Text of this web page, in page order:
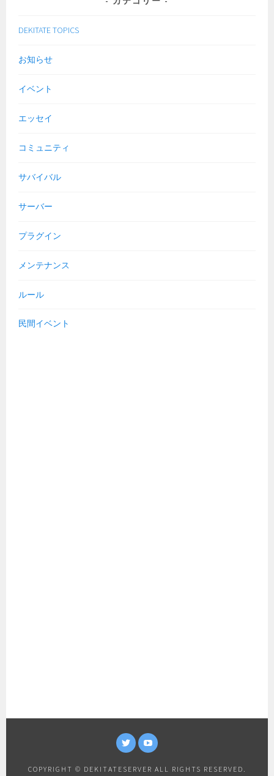
DEKITATE TOPICS
お知らせ
イベント
エッセイ
コミュニティ
サバイバル
サーバー
プラグイン
メンテナンス
ルール
民間イベント
COPYRIGHT © DEKITATESERVER ALL RIGHTS RESERVED.